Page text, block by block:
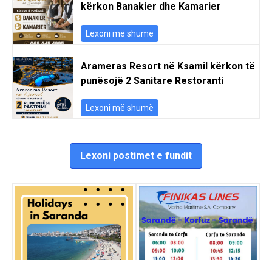
kërkon Banakier dhe Kamarier
Lexoni më shumë
Arameras Resort në Ksamil kërkon të
punësojë 2 Sanitare Restoranti
Lexoni më shumë
Lexoni postimet e fundit